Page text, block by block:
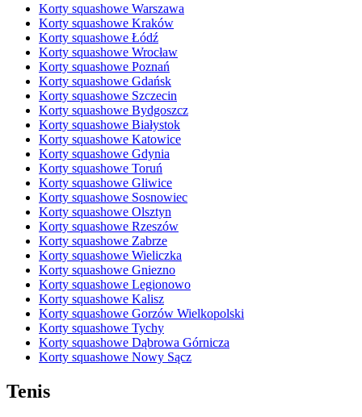
Korty squashowe Warszawa
Korty squashowe Kraków
Korty squashowe Łódź
Korty squashowe Wrocław
Korty squashowe Poznań
Korty squashowe Gdańsk
Korty squashowe Szczecin
Korty squashowe Bydgoszcz
Korty squashowe Białystok
Korty squashowe Katowice
Korty squashowe Gdynia
Korty squashowe Toruń
Korty squashowe Gliwice
Korty squashowe Sosnowiec
Korty squashowe Olsztyn
Korty squashowe Rzeszów
Korty squashowe Zabrze
Korty squashowe Wieliczka
Korty squashowe Gniezno
Korty squashowe Legionowo
Korty squashowe Kalisz
Korty squashowe Gorzów Wielkopolski
Korty squashowe Tychy
Korty squashowe Dąbrowa Górnicza
Korty squashowe Nowy Sącz
Tenis